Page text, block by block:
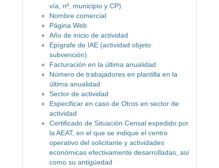
vía, nº, municipio y CP)
Nombre comercial
Página Web
Año de inicio de actividad
Epígrafe de IAE (actividad objeto
subvención)
Facturación en la última anualidad
Número de trabajadores en plantilla en la
última anualidad
Sector de actividad
Especificar en caso de Otros en sector de
actividad
Certificado de Situación Censal expedido por
la AEAT, en el que se indique el centro
operativo del solicitante y actividades
económicas efectivamente desarrolladas, así
como su antigüedad